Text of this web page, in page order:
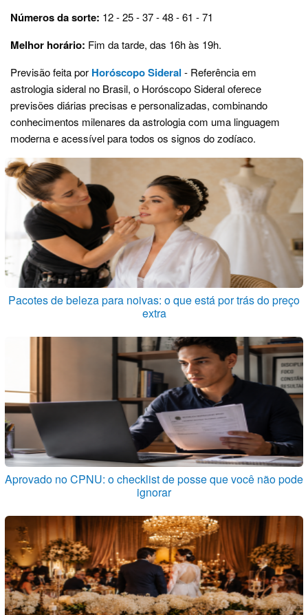
Números da sorte: 12 - 25 - 37 - 48 - 61 - 71
Melhor horário: Fim da tarde, das 16h às 19h.
Previsão feita por Horóscopo Sideral - Referência em
astrologia sideral no Brasil, o Horóscopo Sideral oferece
previsões diárias precisas e personalizadas, combinando
conhecimentos milenares da astrologia com uma linguagem
moderna e acessível para todos os signos do zodíaco.
Pacotes de beleza para noivas: o que está por trás do preço
extra
Aprovado no CPNU: o checklist de posse que você não pode
ignorar